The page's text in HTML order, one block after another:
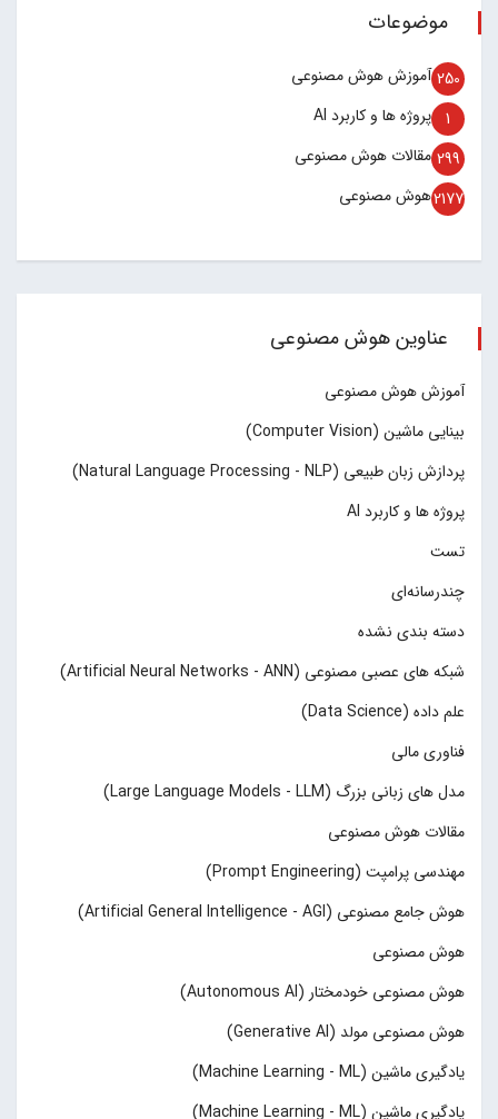
موضوعات
آموزش هوش مصنوعی 250
پروژه ها و کاربرد AI 1
مقالات هوش مصنوعی 299
هوش مصنوعی2177
عناوین هوش مصنوعی
آموزش هوش مصنوعی
بینایی ماشین (Computer Vision)
پردازش زبان طبیعی (Natural Language Processing - NLP)
پروژه ها و کاربرد AI
تست
چند‌‌رسانه‌ای
دسته بندی نشده
شبکه های عصبی مصنوعی (Artificial Neural Networks - ANN)
علم داده (Data Science)
فناوری مالی
مدل های زبانی بزرگ (Large Language Models - LLM)
مقالات هوش مصنوعی
مهندسی پرامپت (Prompt Engineering)
هوش جامع مصنوعی (Artificial General Intelligence - AGI)
هوش مصنوعی
هوش مصنوعی خودمختار (Autonomous AI)
هوش مصنوعی مولد (Generative AI)
یادگیری ماشین (Machine Learning - ML)
یادگیری ماشین (Machine Learning - ML)